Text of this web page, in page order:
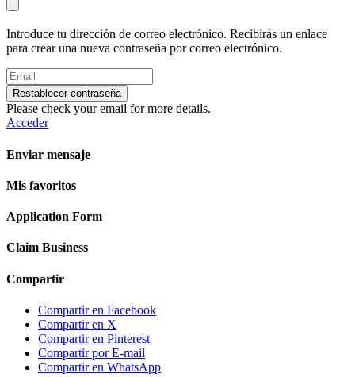
Introduce tu dirección de correo electrónico. Recibirás un enlace
para crear una nueva contraseña por correo electrónico.
Restablecer contraseña
Please check your email for more details.
Acceder
Enviar mensaje
Mis favoritos
Application Form
Claim Business
Compartir
Compartir en Facebook
Compartir en X
Compartir en Pinterest
Compartir por E-mail
Compartir en WhatsApp